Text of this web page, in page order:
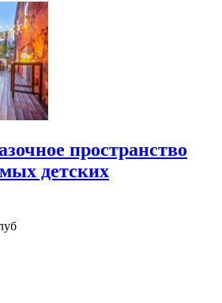
пространство
детских